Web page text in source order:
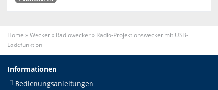
Home »Wecker» Radiowecker» Radio-Projektionswecker mit USB-
Ladefunktion
Informationen
Bedienungsanleitungen